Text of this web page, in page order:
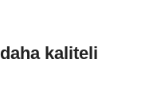
kaliteli